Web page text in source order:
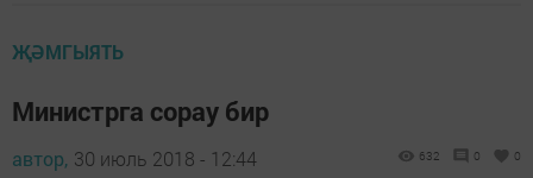
ҖӘМГЫЯТЬ
Министрга сорау бир
автор, 30 июль 2018 - 12:44 632 0 0